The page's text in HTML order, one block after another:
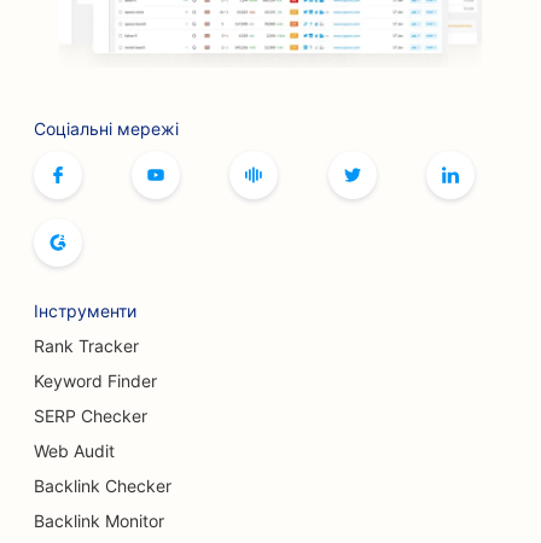
Соціальні мережі
Інструменти
Rank Tracker
Keyword Finder
SERP Checker
Web Audit
Backlink Checker
Backlink Monitor